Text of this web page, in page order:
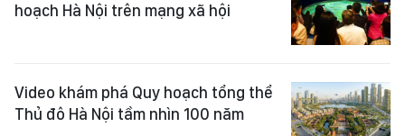
hoạch Hà Nội trên mạng xã hội
Video khám phá Quy hoạch tổng thể
Thủ đô Hà Nội tầm nhìn 100 năm